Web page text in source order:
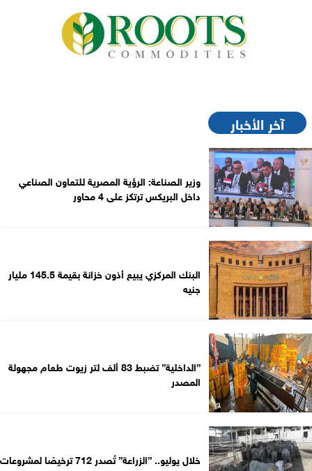
آخر الأخبار
وزير الصناعة: الرؤية المصرية للتعاون الصناعي
داخل البريكس ترتكز على 4 محاور
البنك المركزي يبيع أذون خزانة بقيمة 145.5 مليار
جنيه
”الداخلية” تضبط 83 ألف لتر زيوت طعام مجهولة
المصدر
خلال يوليو.. ”الزراعة” تُصدر 712 ترخيصًا لمشروعات